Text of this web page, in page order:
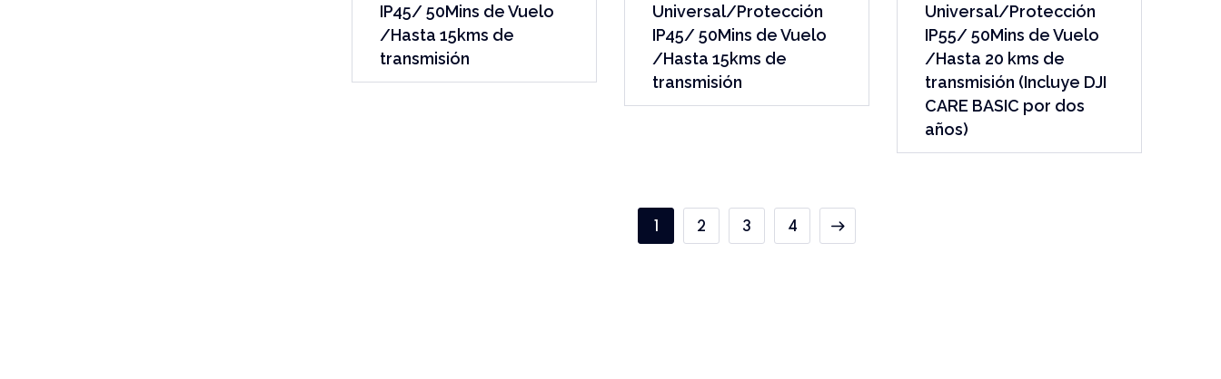
IP45/ 50Mins de Vuelo
/Hasta 15kms de
transmisión
Universal/Protección
IP45/ 50Mins de Vuelo
/Hasta 15kms de
transmisión
Universal/Protección
IP55/ 50Mins de Vuelo
/Hasta 20 kms de
transmisión (Incluye DJI
CARE BASIC por dos
años)
2 3 4